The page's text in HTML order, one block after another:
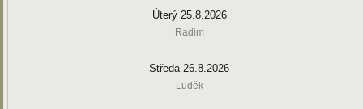
Úterý 25.8.2026
Radim
Středa 26.8.2026
Luděk